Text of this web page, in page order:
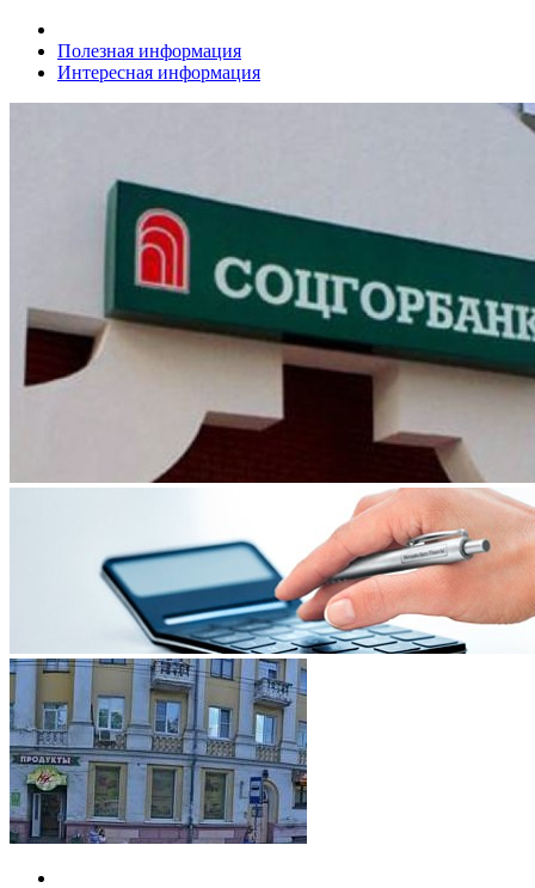
Полезная информация
Интересная информация